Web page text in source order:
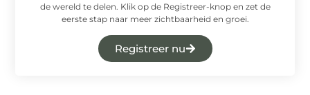
de wereld te delen. Klik op de Registreer-knop en zet de
eerste stap naar meer zichtbaarheid en groei.
Registreer nu